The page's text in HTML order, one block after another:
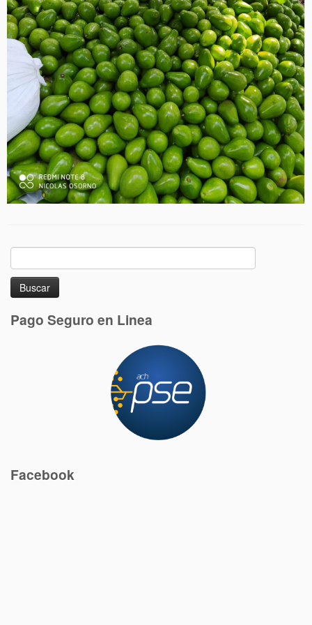
Pago Seguro en Linea
Facebook